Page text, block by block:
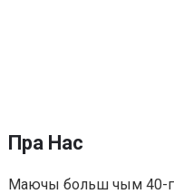
Пра Нас
Маючы больш чым 40-